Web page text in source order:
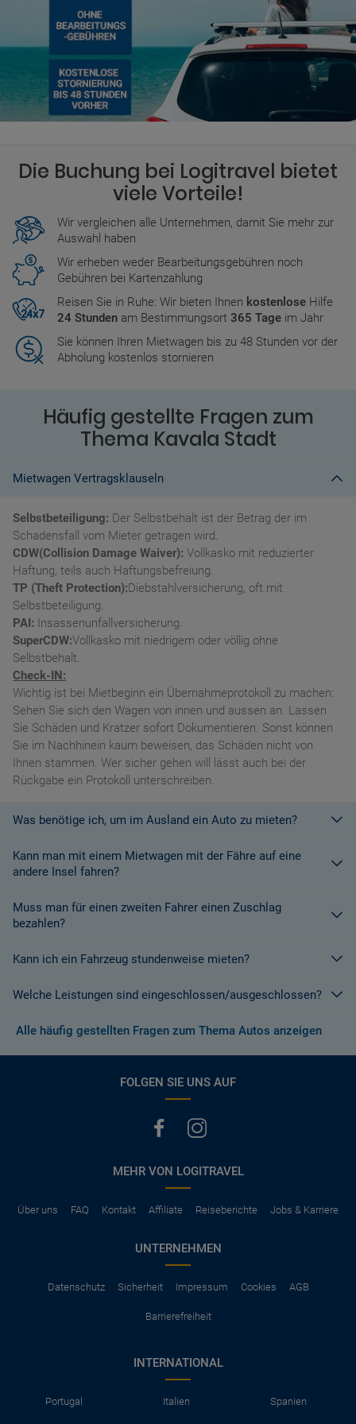
Die Buchung bei Logitravel bietet
viele Vorteile!
Wir vergleichen alle Unternehmen, damit Sie mehr zur
Auswahl haben
Wir erheben weder Bearbeitungsgebühren noch
Gebühren bei Kartenzahlung
Reisen Sie in Ruhe: Wir bieten Ihnen kostenlose Hilfe
24 Stunden am Bestimmungsort 365 Tage im Jahr
Sie können Ihren Mietwagen bis zu 48 Stunden vor der
Abholung kostenlos stornieren
Häufig gestellte Fragen zum
Thema Kavala Stadt
Mietwagen Vertragsklauseln
Selbstbeteiligung: Der Selbstbehalt ist der Betrag der im
Schadensfall vom Mieter getragen wird.
CDW(Collision Damage Waiver): Vollkasko mit reduzierter
Haftung, teils auch Haftungsbefreiung.
TP (Theft Protection):Diebstahlversicherung, oft mit
Selbstbeteiligung.
PAI: Insassenunfallversicherung.
SuperCDW:Vollkasko mit niedrigem oder völlig ohne
Selbstbehalt.
Check-IN:
Wichtig ist bei Mietbeginn ein Übernahmeprotokoll zu machen:
Sehen Sie sich den Wagen von innen und aussen an. Lassen
Sie Schäden und Kratzer sofort Dokumentieren. Sonst können
Sie im Nachhinein kaum beweisen, das Schäden nicht von
Ihnen stammen. Wer sicher gehen will lässt auch bei der
Rückgabe ein Protokoll unterschreiben.
Was benötige ich, um im Ausland ein Auto zu mieten?
Mit einem europäischen Führerschein ist es kein Problem ein
Fahrzeug zu mieten. In Europa und bei den meisten
Kann man mit einem Mietwagen mit der Fähre auf eine
andere Insel fahren?
Die meisten Fahrzeugvermieter erlauben aus Gründen des
Versicherungsschutzes an Bord eines Schiffes nicht, dass ihre
Informationen finden Sie in den Bedingungen des Vermieters.
Muss man für einen zweiten Fahrer einen Zuschlag
bezahlen?
Ja. Für jeden zusätzlichen Fahrer muss am Zielort ein Zuschlag
Sonderangebot informiert, bei dem ein zusätzlicher Fahrer
Kann ich ein Fahrzeug stundenweise mieten?
Derzeit ist der Mindestzeitraum für eine Autoanmietung 24
Welche Leistungen sind eingeschlossen/ausgeschlossen?
Normalerweise werden Ihnen in den AGB's die Leistungen beim
Abschluss der Buchung aufgezeigt. Wenn nicht anders
(Normalerweise mit SB)
Die folgenden Leistungen sind normalerweise im Mietpreis
Parkhäuser, Maut, Steuern, Strafzettel
Kindersitze, GPS, Schneeketten
Alle häufig gestellten Fragen zum Thema Autos anzeigen
FOLGEN SIE UNS AUF
MEHR VON LOGITRAVEL
Über uns FAQ Kontakt Affiliate Reiseberichte Jobs & Karriere
UNTERNEHMEN
Datenschutz Sicherheit Impressum Cookies AGB
Barrierefreiheit
INTERNATIONAL
Portugal Italien Spanien